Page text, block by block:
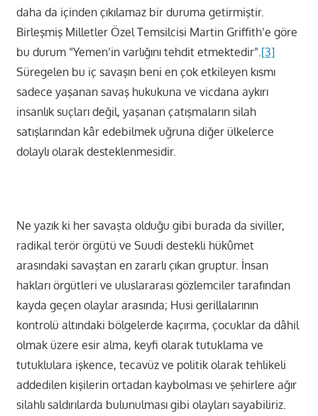
daha da içinden çıkılamaz bir duruma getirmiştir.
Birleşmiş Milletler Özel Temsilcisi Martin Griffith’e göre
bu durum “Yemen’in varlığını tehdit etmektedir”. [3]
Süregelen bu iç savaşın beni en çok etkileyen kısmı
sadece yaşanan savaş hukukuna ve vicdana aykırı
insanlık suçları değil, yaşanan çatışmaların silah
satışlarından kâr edebilmek uğruna diğer ülkelerce
dolaylı olarak desteklenmesidir.
Ne yazık ki her savaşta olduğu gibi burada da siviller,
radikal terör örgütü ve Suudi destekli hükûmet
arasındaki savaştan en zararlı çıkan gruptur. İnsan
hakları örgütleri ve uluslararası gözlemciler tarafından
kayda geçen olaylar arasında; Husi gerillalarının
kontrolü altındaki bölgelerde kaçırma, çocuklar da dâhil
olmak üzere esir alma, keyfi olarak tutuklama ve
tutuklulara işkence, tecavüz ve politik olarak tehlikeli
addedilen kişilerin ortadan kaybolması ve şehirlere ağır
silahlı saldırılarda bulunulması gibi olayları sayabiliriz.